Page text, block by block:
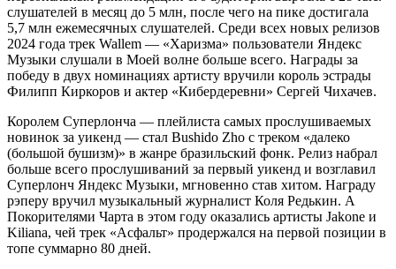
слушателей в месяц до 5 млн, после чего на пике достигала
5,7 млн ежемесячных слушателей. Среди всех новых релизов
2024 года трек Wallem — «Харизма» пользователи Яндекс
Музыки слушали в Моей волне больше всего. Награды за
победу в двух номинациях артисту вручили король эстрады
Филипп Киркоров и актер «Кибердеревни» Сергей Чихачев.
Королем Суперлонча — плейлиста самых прослушиваемых
новинок за уикенд — стал Bushido Zho с треком «далеко
(большой бушизм)» в жанре бразильский фонк. Релиз набрал
больше всего прослушиваний за первый уикенд и возглавил
Суперлонч Яндекс Музыки, мгновенно став хитом. Награду
рэперу вручил музыкальный журналист Коля Редькин. А
Покорителями Чарта в этом году оказались артисты Jakone и
Kiliana, чей трек «Асфальт» продержался на первой позиции в
топе суммарно 80 дней.